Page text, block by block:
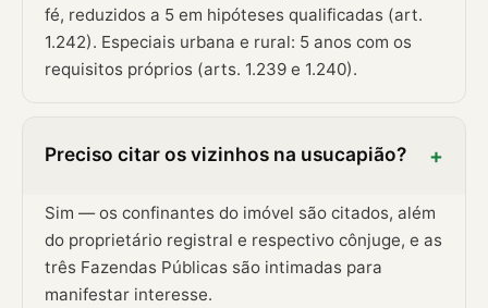
fé, reduzidos a 5 em hipóteses qualificadas (art.
1.242). Especiais urbana e rural: 5 anos com os
requisitos próprios (arts. 1.239 e 1.240).
Preciso citar os vizinhos na usucapião? +
Sim — os confinantes do imóvel são citados, além
do proprietário registral e respectivo cônjuge, e as
três Fazendas Públicas são intimadas para
manifestar interesse.